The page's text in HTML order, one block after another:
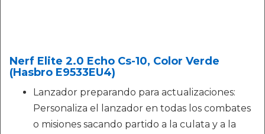
Nerf Elite 2.0 Echo Cs-10, Color Verde
(Hasbro E9533EU4)
Lanzador preparando para actualizaciones:
Personaliza el lanzador en todas los combates
o misiones sacando partido a la culata y a la